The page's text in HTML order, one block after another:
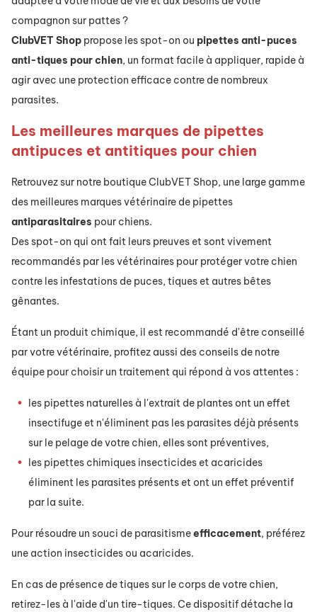
compagnon sur pattes ?
ClubVET Shop propose les spot-on ou pipettes anti-puces
anti-tiques pourchien, un format facile à appliquer, rapide à
agir avec une protection efficace contre de nombreux
parasites.
Les meilleures marques de pipettes
antipuces et antitiques pour chien
Retrouvez sur notre boutique ClubVET Shop, une large gamme
des meilleures marques vétérinaire de pipettes
antiparasitaires pour chiens.
Des spot-on qui ont fait leurs preuves et sont vivement
recommandés par les vétérinaires pour protéger votre chien
contre les infestations de puces, tiques et autres bêtes
gênantes.
Étant un produit chimique, il est recommandé d'être conseillé
par votre vétérinaire, profitez aussi des conseils de notre
équipe pour choisir un traitement qui répond à vos attentes :
les pipettes naturelles à l'extrait de plantes ont un effet
insectifuge et n'éliminent pas les parasites déjà présents
sur le pelage de votre chien, elles sont préventives,
les pipettes chimiques insecticides et acaricides
éliminent les parasites présents et ont un effet préventif
par la suite.
Pour résoudre un souci de parasitismeefficacement, préférez
une action insecticides ou acaricides.
En cas de présence de tiques sur le corps de votre chien,
retirez-les à l'aide d'un tire-tiques. Ce dispositif détache la